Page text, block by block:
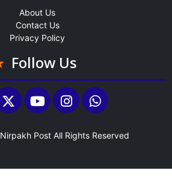
About Us
Contact Us
Privacy Policy
Follow Us
Nirpakh Post All Rights Reserved